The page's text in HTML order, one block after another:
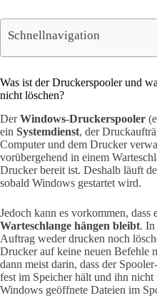
Schnellnavigation
Was ist der Druckerspooler und
nicht löschen?
DerWindows-Druckerspooler
ein Systemdienst, der
Computer und dem Drucker
vorübergehend in einem
Drucker bereit ist. Deshalb läuft
sobald Windows gestartet wird.
Jedoch kann es vorkommen, dass
Warteschlange hängen bleibt. In
Auftrag weder drucken noch
Drucker auf keine neuen Befehle
dann meist darin, dass der
fest im Speicher hält und ihn
Windows geöffnete Dateien im